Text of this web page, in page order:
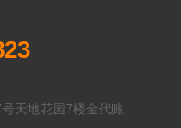
天地花园7楼金代账